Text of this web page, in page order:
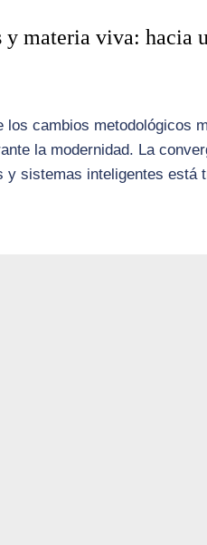
materia viva: hacia
los cambios metodológicos
la modernidad. La
y sistemas inteligentes